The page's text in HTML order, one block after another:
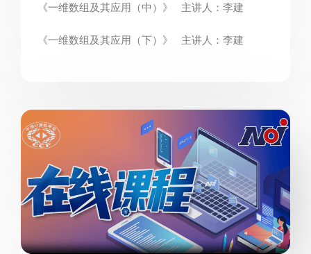
《一维数组及其应用（中）》 主讲人：李建
《一维数组及其应用（下）》 主讲人：李建